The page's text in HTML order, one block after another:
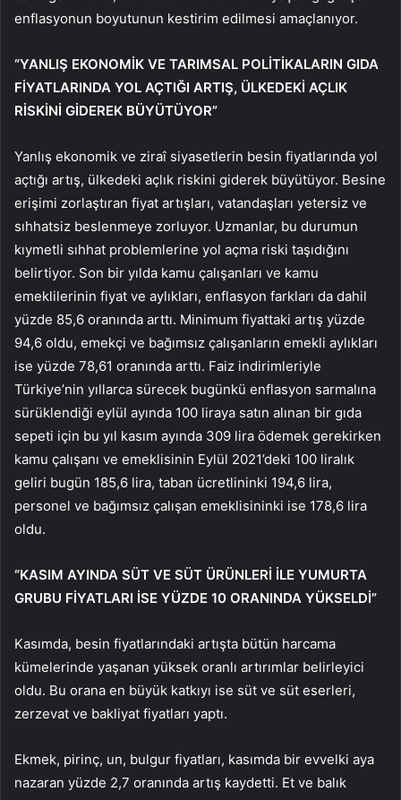
enflasyonun boyutunun kestirim edilmesi amaçlanıyor.
“YANLIŞ EKONOMİK VE TARIMSAL POLİTİKALARIN GIDA
FİYATLARINDA YOL AÇTIĞI ARTIŞ, ÜLKEDEKİ AÇLIK
RİSKİNİ GİDEREK BÜYÜTÜYOR”
Yanlış ekonomik ve ziraî siyasetlerin besin fiyatlarında yol
açtığı artış, ülkedeki açlık riskini giderek büyütüyor. Besine
erişimi zorlaştıran fiyat artışları, vatandaşları yetersiz ve
sıhhatsiz beslenmeye zorluyor. Uzmanlar, bu durumun
kıymetli sıhhat problemlerine yol açma riski taşıdığını
belirtiyor. Son bir yılda kamu çalışanları ve kamu
emeklilerinin fiyat ve aylıkları, enflasyon farkları da dahil
yüzde 85,6 oranında arttı. Minimum fiyattaki artış yüzde
94,6 oldu, emekçi ve bağımsız çalışanların emekli aylıkları
ise yüzde 78,61 oranında arttı. Faiz indirimleriyle
Türkiye’nin yıllarca sürecek bugünkü enflasyon sarmalına
sürüklendiği eylül ayında 100 liraya satın alınan bir gıda
sepeti için bu yıl kasım ayında 309 lira ödemek gerekirken
kamu çalışanı ve emeklisinin Eylül 2021’deki 100 liralık
geliri bugün 185,6 lira, taban ücretlininki 194,6 lira,
personel ve bağımsız çalışan emeklisininki ise 178,6 lira
oldu.
“KASIM AYINDA SÜT VE SÜT ÜRÜNLERİ İLE YUMURTA
GRUBU FİYATLARI İSE YÜZDE 10 ORANINDA YÜKSELDİ”
Kasımda, besin fiyatlarındaki artışta bütün harcama
kümelerinde yaşanan yüksek oranlı artırımlar belirleyici
oldu. Bu orana en büyük katkıyı ise süt ve süt eserleri,
zerzevat ve bakliyat fiyatları yaptı.
Ekmek, pirinç, un, bulgur fiyatları, kasımda bir evvelki aya
nazaran yüzde 2,7 oranında artış kaydetti. Et ve balık